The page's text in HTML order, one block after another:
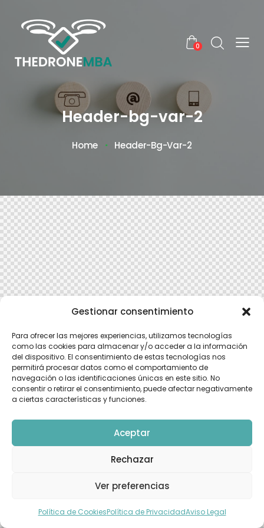
Gestionar consentimiento
Para ofrecer las mejores experiencias, utilizamos tecnologías
como las cookies para almacenar y/o acceder a la información
del dispositivo. El consentimiento de estas tecnologías nos
permitirá procesar datos como el comportamiento de
navegación o las identificaciones únicas en este sitio. No
consentir o retirar el consentimiento, puede afectar negativamente
a ciertas características y funciones.
Aceptar
Rechazar
Ver preferencias
Política de CookiesPolítica de PrivacidadAviso Legal
0
Header-bg-var-2
Home Header-Bg-Var-2